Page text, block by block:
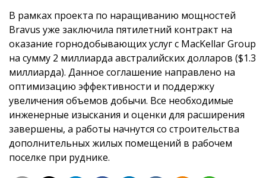
В рамках проекта по наращиванию мощностей
Bravus уже заключила пятилетний контракт на
оказание горнодобывающих услуг с MacKellar Group
на сумму 2 миллиарда австралийских долларов ($1.3
миллиарда). Данное соглашение направлено на
оптимизацию эффективности и поддержку
увеличения объемов добычи. Все необходимые
инженерные изыскания и оценки для расширения
завершены, а работы начнутся со строительства
дополнительных жилых помещений в рабочем
поселке при руднике.